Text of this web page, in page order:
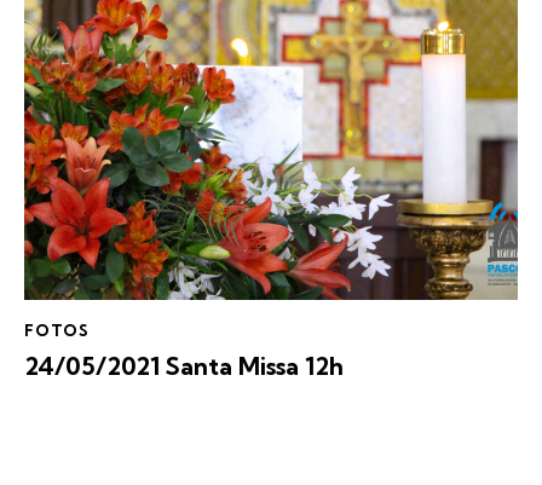
FOTOS
24/05/2021 Santa Missa 12h